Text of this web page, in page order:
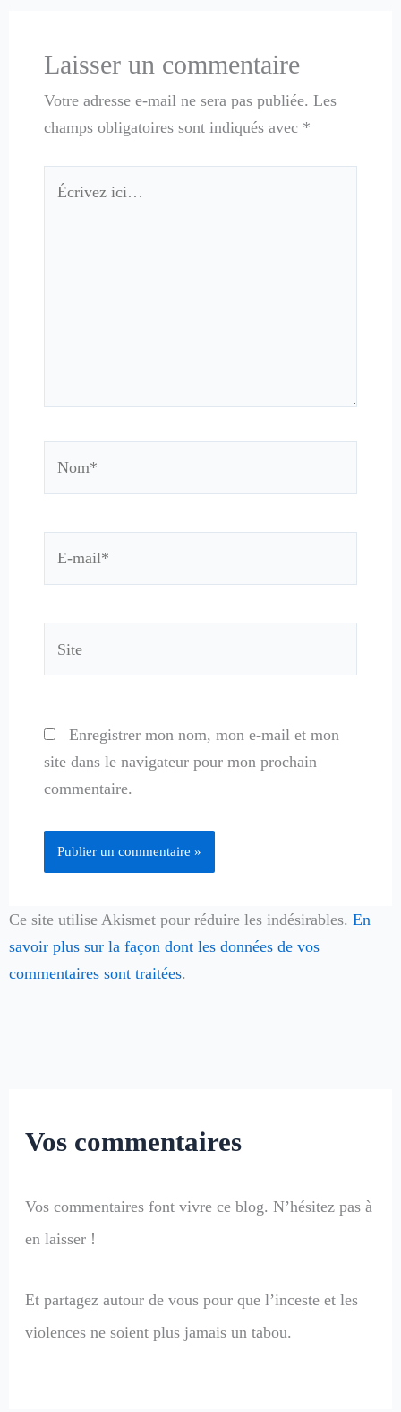
Laisser un commentaire
Votre adresse e-mail ne sera pas publiée. Les
champs obligatoires sont indiqués avec *
Enregistrer mon nom, mon e-mail et mon
site dans le navigateur pour mon prochain
commentaire.
Ce site utilise Akismet pour réduire les indésirables. En
savoir plus sur la façon dont les données de vos
commentaires sont traitées.
Vos commentaires
Vos commentaires font vivre ce blog. N’hésitez pas à
en laisser !
Et partagez autour de vous pour que l’inceste et les
violences ne soient plus jamais un tabou.